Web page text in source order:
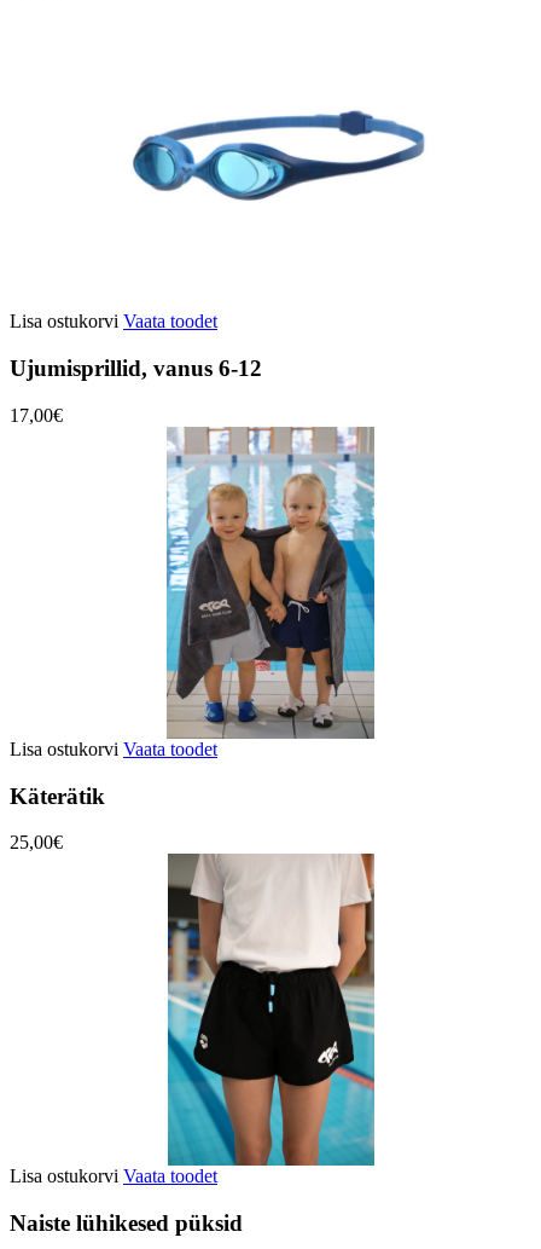
Lisa ostukorvi Vaata toodet
Ujumisprillid, vanus 6-12
17,00€
Lisa ostukorvi Vaata toodet
Käterätik
25,00€
Lisa ostukorvi Vaata toodet
Naiste lühikesed püksid